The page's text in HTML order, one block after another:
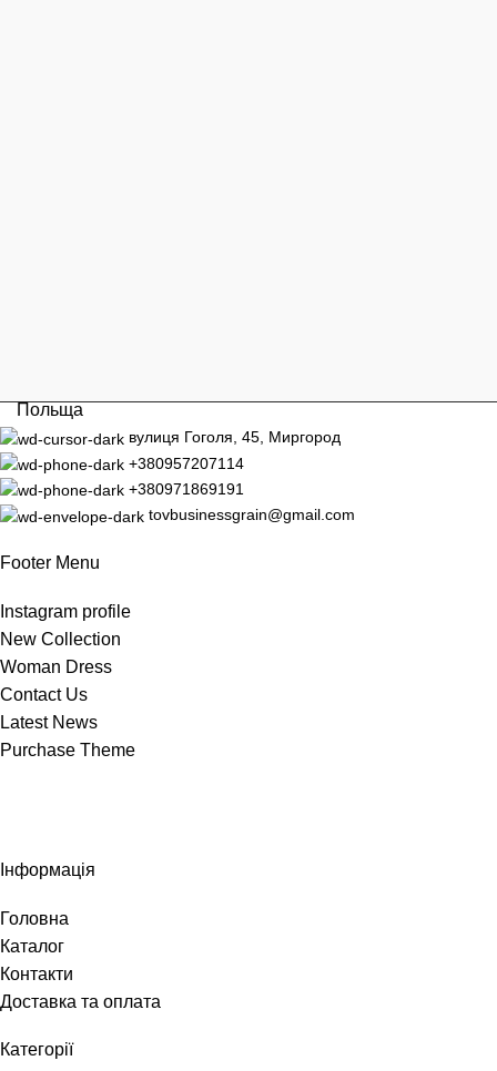
Польща
вулиця Гоголя, 45, Миргород
+380957207114
+380971869191
tovbusinessgrain@gmail.com
Footer Menu
Instagram profile
New Collection
Woman Dress
Contact Us
Latest News
Purchase Theme
Інформація
Головна
Каталог
Контакти
Доставка та оплата
Категорії